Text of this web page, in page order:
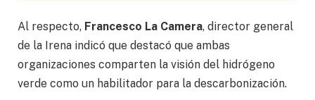
Al respecto, Francesco La Camera, director general
de la Irena indicó que destacó que ambas
organizaciones comparten la visión del hidrógeno
verde como un habilitador para la descarbonización.